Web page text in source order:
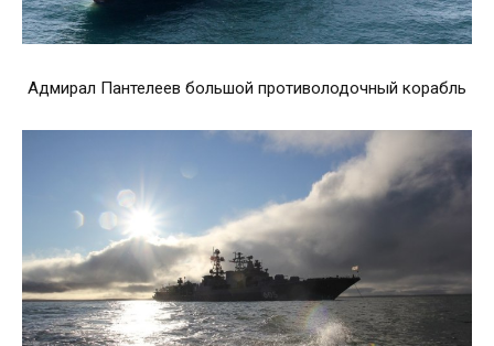
Адмирал Пантелеев большой противолодочный корабль